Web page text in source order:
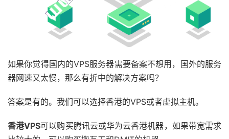
如果你觉得国内的VPS服务器需要备案不想用，国外的服务
器网速又太慢，那么有折中的解决方案吗？
答案是有的。我们可以选择香港的VPS或者虚拟主机。
香港VPS可以购买腾讯云或华为云香港机器，如果带宽需求